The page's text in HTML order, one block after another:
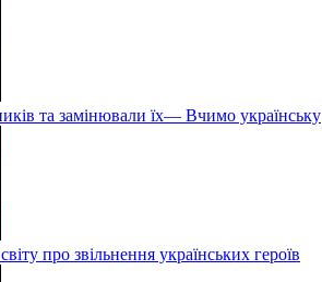
та замінювали їх— Вчимо українську
про звільнення українських героїв